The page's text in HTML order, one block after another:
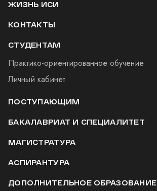
ЖИЗНЬ ИСИ
КОНТАКТЫ
СТУДЕНТАМ
Практико-ориентированное обучение
Личный кабинет
ПОСТУПАЮЩИМ
БАКАЛАВРИАТ И СПЕЦИАЛИТЕТ
МАГИСТРАТУРА
АСПИРАНТУРА
ДОПОЛНИТЕЛЬНОЕ ОБРАЗОВАНИЕ